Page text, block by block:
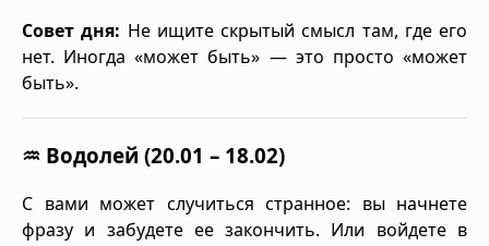
Совет дня: Не ищите скрытый смысл там, где его
нет. Иногда «может быть» — это просто «может
быть».
♒ Водолей (20.01 – 18.02)
С вами может случиться странное: вы начнете
фразу и забудете ее закончить. Или войдете в